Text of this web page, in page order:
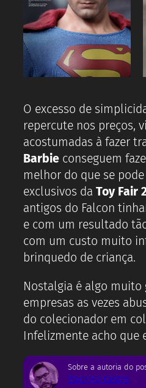
O excesso de
repercute nos preços,
acostumadas à fazer
Barbie conseguem
melhor do que se
exclusivos da Toy Fair
antigos do Falcon
e com um resultado
com um custo muito
brinquedo de criança.
Nostalgia é algo muito
empresas as vezes
do colecionador em
Infelizmente acho que
Sobre a autoria do
Rodrigo Castro